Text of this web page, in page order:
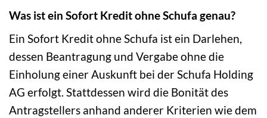
Was ist ein Sofort Kredit ohne Schufa genau?
Ein Sofort Kredit ohne Schufa ist ein Darlehen,
dessen Beantragung und Vergabe ohne die
Einholung einer Auskunft bei der Schufa Holding
AG erfolgt. Stattdessen wird die Bonität des
Antragstellers anhand anderer Kriterien wie dem